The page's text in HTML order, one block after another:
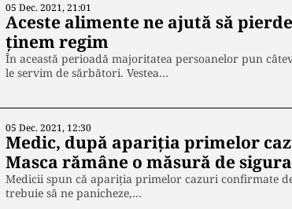
05 Dec. 2021, 21:01
Aceste alimente ne ajută să
ținem regim
În această perioadă majoritatea persoanelor pun
le servim de sărbători. Vestea…
05 Dec. 2021, 12:30
Medic, după apariția primelor
Masca rămâne o măsură de
Medicii spun că apariția primelor cazuri confirmate
trebuie să ne panicheze,…